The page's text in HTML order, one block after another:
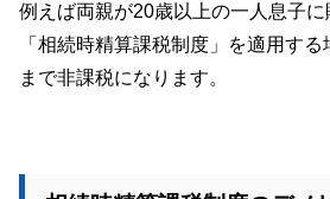
例えば両親が20歳以上の一人息子
「相続時精算課税制度」を適用す
まで非課税になります。